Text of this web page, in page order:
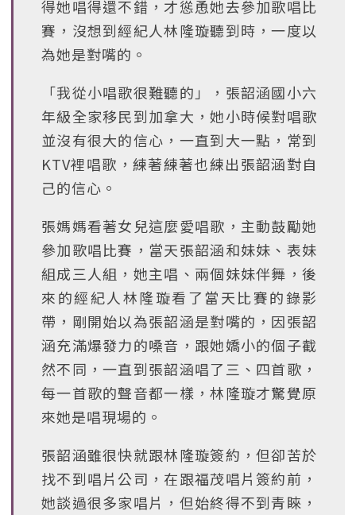
得她唱得還不錯，才慫恿她去參加歌唱比
賽，沒想到經紀人林隆璇聽到時，一度以
為她是對嘴的。
「我從小唱歌很難聽的」，張韶涵國小六
年級全家移民到加拿大，她小時候對唱歌
並沒有很大的信心，一直到大一點，常到
KTV裡唱歌，練著練著也練出張韶涵對自
己的信心。
張媽媽看著女兒這麼愛唱歌，主動鼓勵她
參加歌唱比賽，當天張韶涵和妹妹、表妹
組成三人組，她主唱、兩個妹妹伴舞，後
來的經紀人林隆璇看了當天比賽的錄影
帶，剛開始以為張韶涵是對嘴的，因張韶
涵充滿爆發力的嗓音，跟她嬌小的個子截
然不同，一直到張韶涵唱了三、四首歌，
每一首歌的聲音都一樣，林隆璇才驚覺原
來她是唱現場的。
張韶涵雖很快就跟林隆璇簽約，但卻苦於
找不到唱片公司，在跟福茂唱片簽約前，
她談過很多家唱片，但始終得不到青睞，